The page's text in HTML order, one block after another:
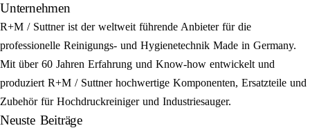
Unternehmen
R+M / Suttner ist der weltweit führende Anbieter für die
professionelle Reinigungs- und Hygienetechnik Made in Germany.
Mit über 60 Jahren Erfahrung und Know-how entwickelt und
produziert R+M / Suttner hochwertige Komponenten, Ersatzteile und
Zubehör für Hochdruckreiniger und Industriesauger.
Neuste Beiträge